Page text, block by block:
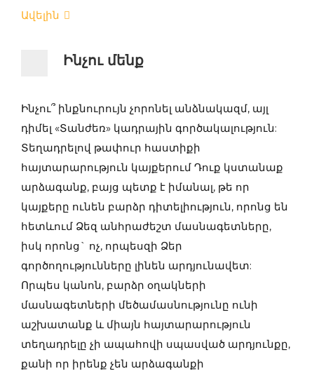
Ավելին
Ինչու մենք
Ինչու՞ ինքնուրույն չորոնել անձնակազմ, այլ
դիմել «Տանժեռ» կադրային գործակալություն:
Տեղադրելով թափուր հաստիքի
հայտարարություն կայքերում Դուք կստանաք
արձագանք, բայց պետք է իմանալ, թե որ
կայքերը ունեն բարձր դիտելիություն, որոնց են
հետևում Ձեզ անհրաժեշտ մասնագետները,
իսկ որոնց` ոչ, որպեսզի Ձեր
գործողությունները լինեն արդյունավետ:
Որպես կանոն, բարձր օղակների
մասնագետների մեծամասնությունը ունի
աշխատանք և միայն հայտարարություն
տեղադրելը չի ապահովի սպասված արդյունքը,
քանի որ իրենք չեն արձագանքի